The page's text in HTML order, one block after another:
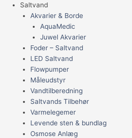
Saltvand
Akvarier & Borde
AquaMedic
Juwel Akvarier
Foder – Saltvand
LED Saltvand
Flowpumper
Måleudstyr
Vandtilberedning
Saltvands Tilbehør
Varmelegemer
Levende sten & bundlag
Osmose Anlæg